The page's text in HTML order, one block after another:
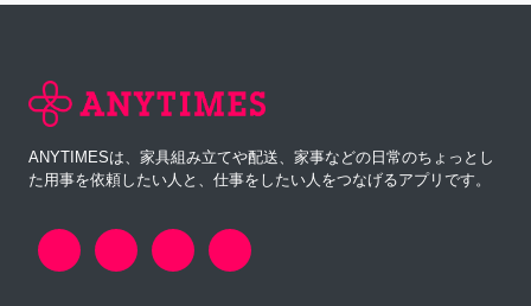
ANYTIMESは、家具組み立てや配送、家事などの日常のちょっとし
た用事を依頼したい人と、仕事をしたい人をつなげるアプリです。